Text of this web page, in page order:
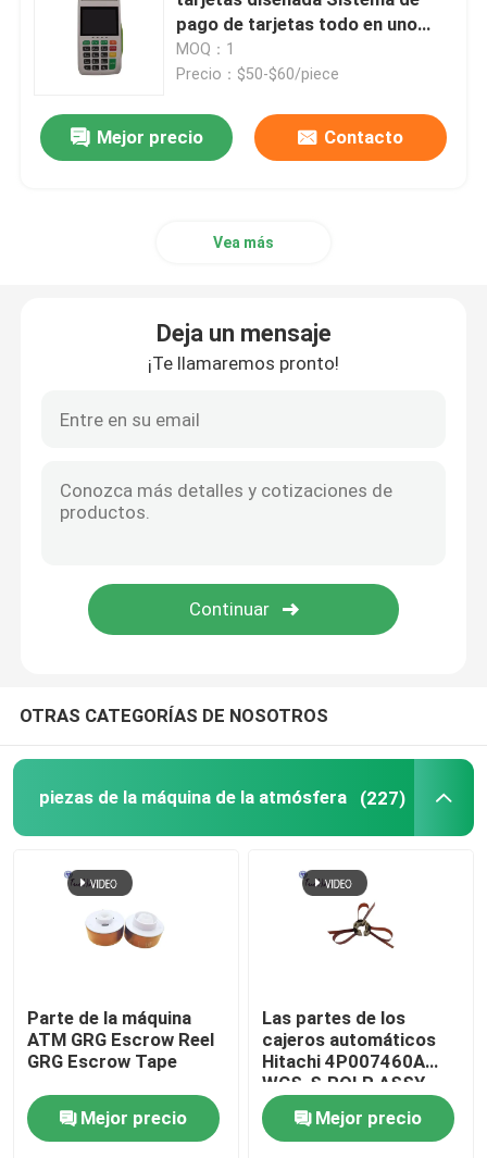
Piezas del cajero automático de Diebold
Piezas de rey Teller ATM
Cabeza del cajero automático
Base de la PC de NCR Talladega
Contador de billetes
Terminal portátil de la posición
Aceptador de billetes MEI Cashflow
pago de tarjetas todo en uno
con impresora
MOQ：1
Precio：$50-$60/piece
Mejor precio Contacto
Vea más
Deja un mensaje
¡Te llamaremos pronto!
OTRAS CATEGORÍAS DE NOSOTROS
piezas de la máquina de la atmósfera (227)
Parte de la máquina
ATM GRG Escrow Reel
GRG Escrow Tape
Mejor precio
Las partes de los
cajeros automáticos
Hitachi 4P007460A
WCS-S.ROLR ASSY
2845V
Mejor precio